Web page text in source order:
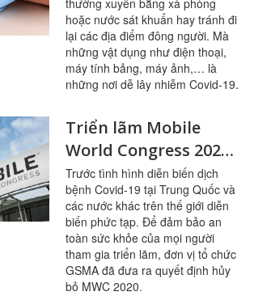
thường xuyên bằng xà phòng
hoặc nước sát khuẩn hay tránh đi
lại các địa điểm đông người. Mà
những vật dụng như điện thoại,
máy tính bảng, máy ảnh,… là
những nơi dễ lây nhiễm Covid-19.
Triển lãm Mobile
World Congress 2020
chính thức bị hủy bỏ
do Covid-19
Trước tình hình diễn biến dịch
bệnh Covid-19 tại Trung Quốc và
các nước khác trên thế giới diễn
biến phức tạp. Để đảm bảo an
toàn sức khỏe của mọi người
tham gia triển lãm, đơn vị tổ chức
GSMA đã đưa ra quyết định hủy
bỏ MWC 2020.